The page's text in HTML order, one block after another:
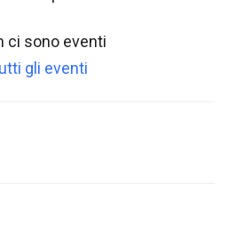
ci sono eventi
gli eventi